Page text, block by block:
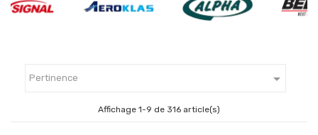
Pertinence 
Affichage 1-9 de 316 article(s)